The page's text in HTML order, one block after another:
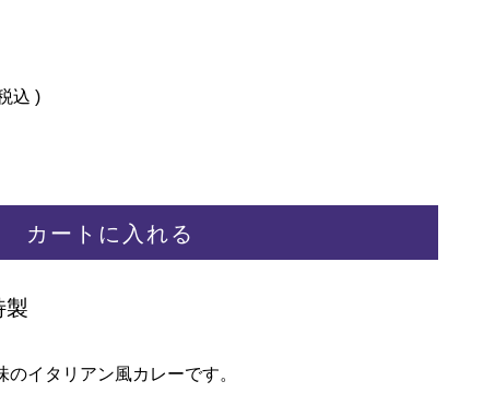
込
カートに入れる
製
のイタリアン風カレーです。